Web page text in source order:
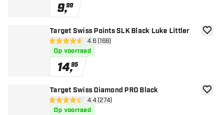
9,99
Target Swiss Points SLK Black Luke Littler
open reviews drawer
4.6 score sterren4.6 (168)
Op voorraad
14,95
Target Swiss Diamond PRO Black
open reviews drawer
4.4 score sterren4.4 (274)
Op voorraad